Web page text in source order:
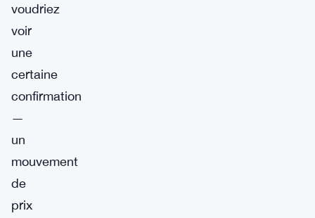
voudriez
voir
une
certaine
confirmation
—
un
mouvement
de
prix